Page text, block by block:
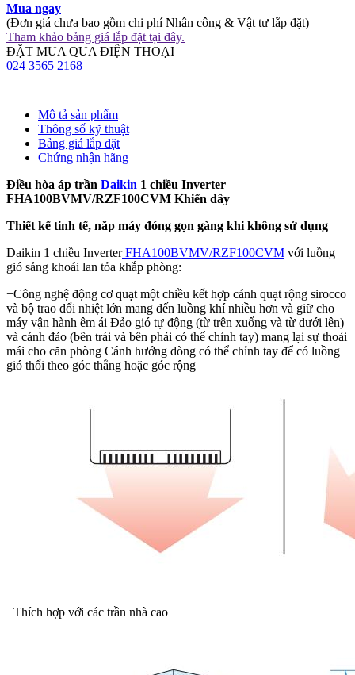
Mua ngay
(Đơn giá chưa bao gồm chi phí Nhân công & Vật tư lắp đặt)
Tham khảo bảng giá lắp đặt tại đây.
ĐẶT MUA QUA ĐIỆN THOẠI
024 3565 2168
Mô tả sản phẩm
Thông số kỹ thuật
Bảng giá lắp đặt
Chứng nhận hãng
Điều hòa áp trần Daikin 1 chiều Inverter
FHA100BVMV/RZF100CVM Khiển dây
Thiết kế tinh tế, nắp máy đóng gọn gàng khi không sử dụng
Daikin 1 chiều Inverter FHA100BVMV/RZF100CVM với luồng
gió sảng khoái lan tỏa khắp phòng:
+Công nghệ động cơ quạt một chiều kết hợp cánh quạt rộng sirocco
và bộ trao đổi nhiệt lớn mang đến luồng khí nhiều hơn và giữ cho
máy vận hành êm ái Đảo gió tự động (từ trên xuống và từ dưới lên)
và cánh đảo (bên trái và bên phải có thể chỉnh tay) mang lại sự thoải
mái cho căn phòng Cánh hướng dòng có thể chỉnh tay để có luồng
gió thổi theo góc thẳng hoặc góc rộng
+Thích hợp với các trần nhà cao